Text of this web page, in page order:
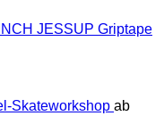
JESSUP Griptape
Skateworkshop ab